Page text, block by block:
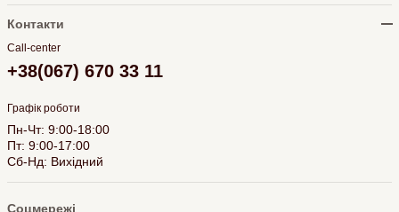
Контакти
Call-center
+38(067) 670 33 11
Графік роботи
Пн-Чт: 9:00-18:00
Пт: 9:00-17:00
Сб-Нд: Вихідний
Соцмережі